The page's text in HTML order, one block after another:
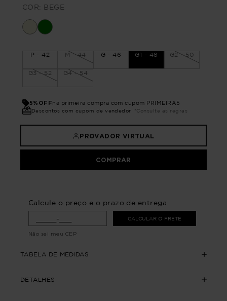
COR: BEGE
P - 42 M - 44 G - 46 G1 - 48 G2 - 50
G3 - 52 G4 - 54
5%OFFna primeira compra com cupom PRIMEIRA5
Descontos com cupom de vendedor *Consulte as regras
PROVADOR VIRTUAL
COMPRAR
Calcule o preço e o prazo de entrega
CALCULAR O FRETE
Não sei meu CEP
TABELA DE MEDIDAS
DETALHES